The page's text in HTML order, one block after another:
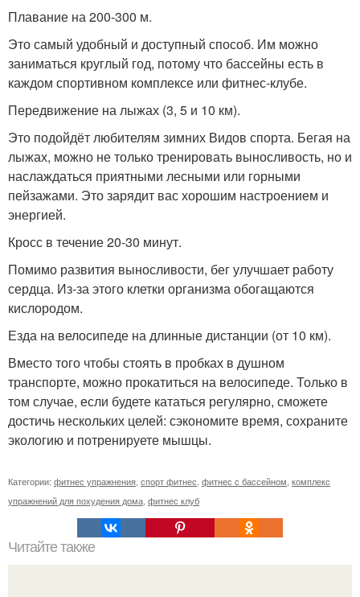
Плавание на 200-300 м.
Это самый удобный и доступный способ. Им можно
заниматься круглый год, потому что бассейны есть в
каждом спортивном комплексе или фитнес-клубе.
Передвижение на лыжах (3, 5 и 10 км).
Это подойдёт любителям зимних Видов спорта. Бегая на
лыжах, можно не только тренировать выносливость, но и
наслаждаться приятными лесными или горными
пейзажами. Это зарядит вас хорошим настроением и
энергией.
Кросс в течение 20-30 минут.
Помимо развития выносливости, бег улучшает работу
сердца. Из-за этого клетки организма обогащаются
кислородом.
Езда на велосипеде на длинные дистанции (от 10 км).
Вместо того чтобы стоять в пробках в душном
транспорте, можно прокатиться на велосипеде. Только в
том случае, если будете кататься регулярно, сможете
достичь нескольких целей: сэкономите время, сохраните
экологию и потренируете мышцы.
Категории: фитнес упражнения спорт фитнес фитнес с бассейном комплекс
упражнений для похудения дома фитнес клуб
Читайте также